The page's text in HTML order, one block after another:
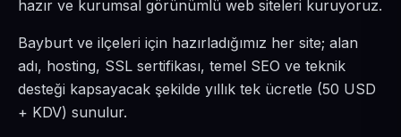
hazır ve kurumsal görünümlü web siteleri kuruyoruz.
Bayburt ve ilçeleri için hazırladığımız her site; alan
adı, hosting, SSL sertifikası, temel SEO ve teknik
desteği kapsayacak şekilde yıllık tek ücretle (50 USD
+ KDV) sunulur.